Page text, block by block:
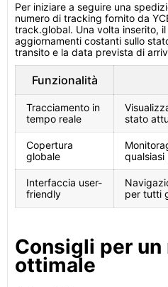
Per iniziare a seguire una
numero di tracking fornito da
track.global. Una volta inserito,
aggiornamenti costanti sullo
transito e la data prevista di
Funzionalità
Tracciamento in
tempo reale
stato
Copertura
globale
qualsiasi
Interfaccia user-
friendly
per tutti
Consigli per
ottimale